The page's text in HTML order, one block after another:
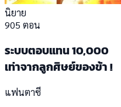
นิยาย
905 ตอน
ระบบตอบแทน 10,000
เท่าจากลูกศิษย์ของข้า !
แฟนตาซี